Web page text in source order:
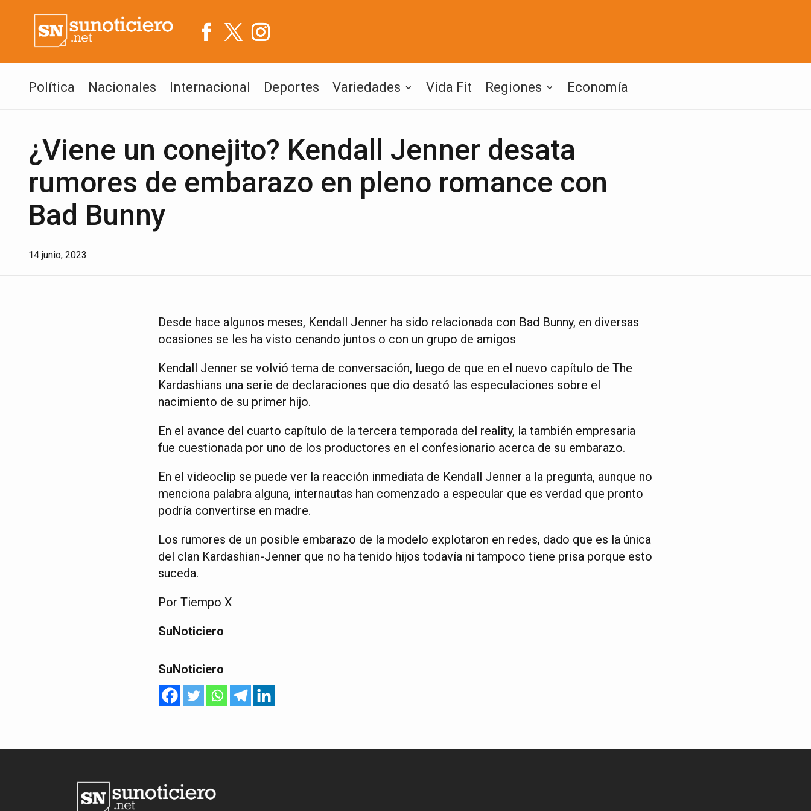
Política Nacionales Internacional Deportes Variedades Vida Fit Regiones Economía
¿Viene un conejito? Kendall Jenner desata
rumores de embarazo en pleno romance con
Bad Bunny
14 junio, 2023
Desde hace algunos meses, Kendall Jenner ha sido relacionada con Bad Bunny, en diversas
ocasiones se les ha visto cenando juntos o con un grupo de amigos
Kendall Jenner se volvió tema de conversación, luego de que en el nuevo capítulo de The
Kardashians una serie de declaraciones que dio desató las especulaciones sobre el
nacimiento de su primer hijo.
En el avance del cuarto capítulo de la tercera temporada del reality, la también empresaria
fue cuestionada por uno de los productores en el confesionario acerca de su embarazo.
En el videoclip se puede ver la reacción inmediata de Kendall Jenner a la pregunta, aunque no
menciona palabra alguna, internautas han comenzado a especular que es verdad que pronto
podría convertirse en madre.
Los rumores de un posible embarazo de la modelo explotaron en redes, dado que es la única
del clan Kardashian-Jenner que no ha tenido hijos todavía ni tampoco tiene prisa porque esto
suceda.
Por Tiempo X
SuNoticiero
SuNoticiero